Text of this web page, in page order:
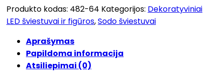
Produkto kodas: 482-64 Kategorijos: Dekoratyviniai
LED šviestuvai ir figūros,Sodo šviestuvai
Aprašymas
Papildoma informacija
Atsiliepimai (0)